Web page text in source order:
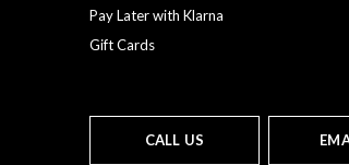
Pay Later with Klarna
Gift Cards
CALL US